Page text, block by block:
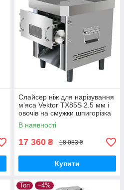
Слайсер ніж для нарізування
м'яса Vektor TX85S 2.5 мм і
овочів на смужки шпигорізка
В наявності
17 360 ₴ 18 083 ₴
Купити
Топ –4%